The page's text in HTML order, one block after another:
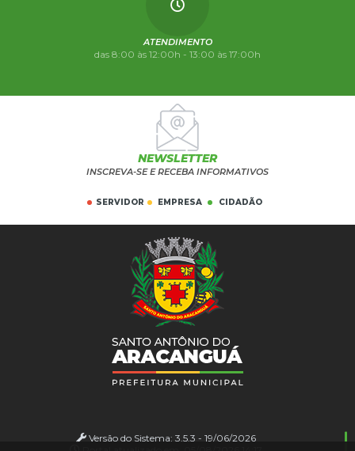
ATENDIMENTO
das 8:00 às 12:00h - 13:00 às 17:00h
NEWSLETTER
INSCREVA-SE E RECEBA INFORMATIVOS
SERVIDOR EMPRESA CIDADÃO
Versão do Sistema: 3.5.3 - 19/06/2026